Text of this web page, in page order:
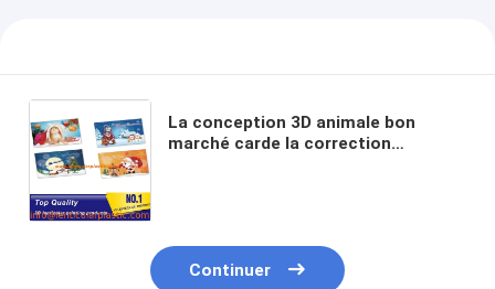
La conception 3D animale bon
marché carde la correction
l'habillement
Continuer